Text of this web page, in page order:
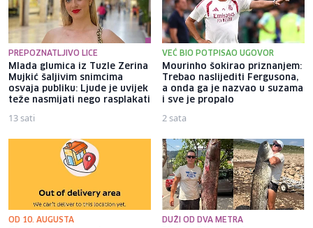
PREPOZNATLJIVO LICE
Mlada glumica iz Tuzle Zerina
Mujkić šaljivim snimcima
osvaja publiku: Ljude je uvijek
teže nasmijati nego rasplakati
13 sati
VEĆ BIO POTPISAO UGOVOR
Mourinho šokirao priznanjem:
Trebao naslijediti Fergusona,
a onda ga je nazvao u suzama
i sve je propalo
2 sata
OD 10. AUGUSTA DUŽI OD DVA METRA